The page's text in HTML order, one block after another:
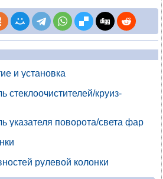
и установка
стеклоочистителей/круиз-
указателя поворота/света фар
рулевой колонки